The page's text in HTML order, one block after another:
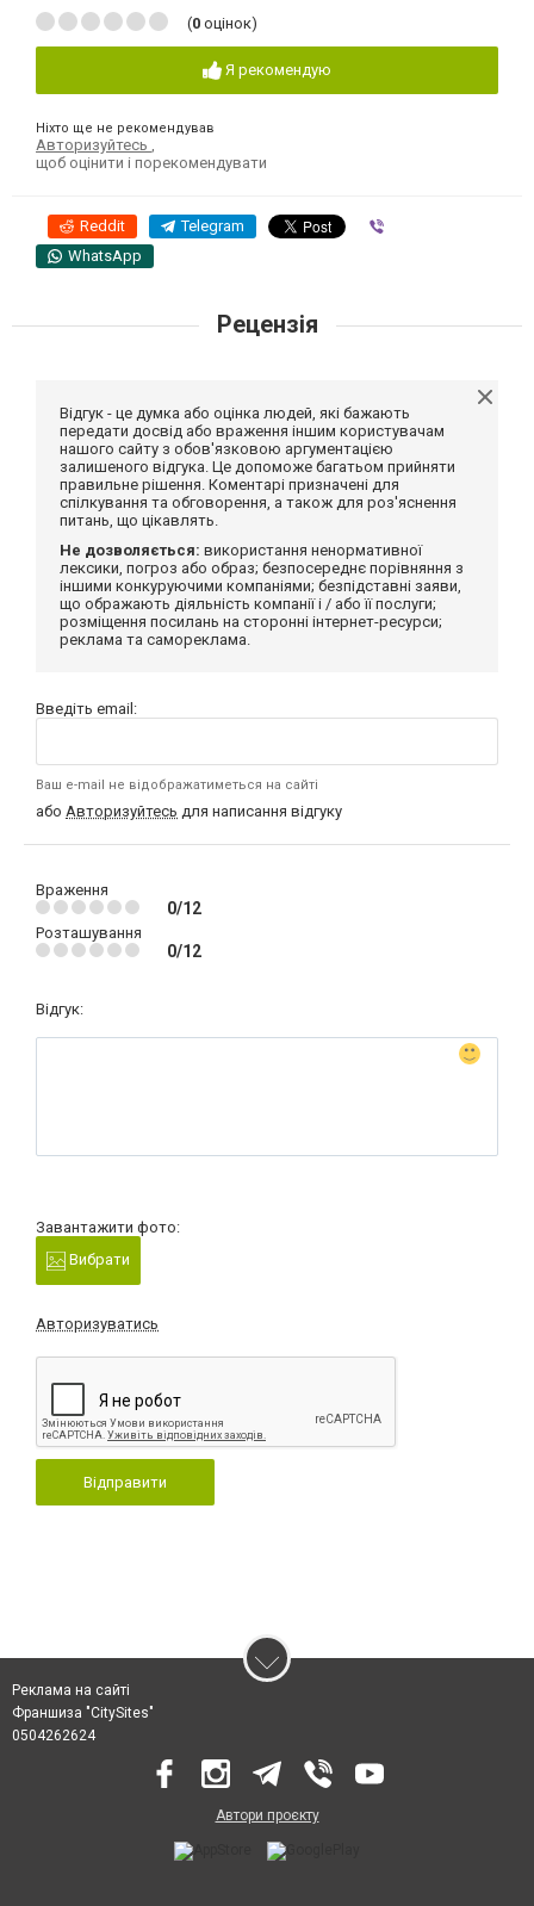
(0 оцінок)
Я рекомендую
Ніхто ще не рекомендував
Авторизуйтесь ,
щоб оцінити і порекомендувати
Reddit Telegram
WhatsApp
Рецензія
Відгук - це думка або оцінка людей, які бажають
передати досвід або враження іншим користувачам
нашого сайту з обов'язковою аргументацією
залишеного відгука. Це допоможе багатьом прийняти
правильне рішення. Коментарі призначені для
спілкування та обговорення, а також для роз'яснення
питань, що цікавлять.
Не дозволяється: використання ненормативної
лексики, погроз або образ; безпосереднє порівняння з
іншими конкуруючими компаніями; безпідставні заяви,
що ображають діяльність компанії і / або її послуги;
розміщення посилань на сторонні інтернет-ресурси;
реклама та самореклама.
Введіть email:
Ваш e-mail не відображатиметься на сайті
або Авторизуйтесь для написання відгуку
Враження
0/12
Розташування
0/12
Відгук:
Завантажити фото:
Вибрати
Авторизуватись
Відправити
Реклама на сайті
Франшиза "CitySites"
0504262624
Автори проєкту